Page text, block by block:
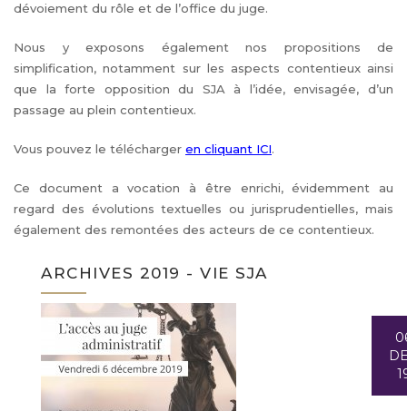
dévoiement du rôle et de l’office du juge.
Nous y exposons également nos propositions de
simplification, notamment sur les aspects contentieux ainsi
que la forte opposition du SJA à l’idée, envisagée, d’un
passage au plein contentieux.
Vous pouvez le télécharger en cliquant ICI.
Ce document a vocation à être enrichi, évidemment au
regard des évolutions textuelles ou jurisprudentielles, mais
également des remontées des acteurs de ce contentieux.
ARCHIVES 2019 - VIE SJA